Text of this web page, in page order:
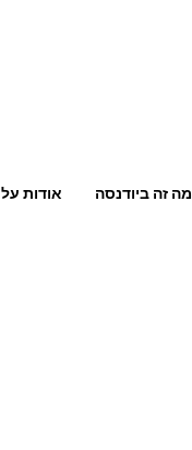
אודות על מה זה ביודנסה